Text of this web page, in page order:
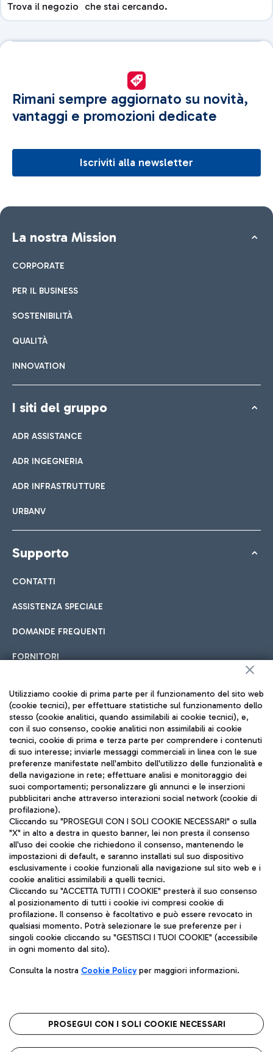
Trova il negozio che stai cercando.
Rimani sempre aggiornato su novità,
vantaggi e promozioni dedicate
Iscriviti alla newsletter
La nostra Mission
CORPORATE
PER IL BUSINESS
SOSTENIBILITÀ
QUALITÀ
INNOVATION
I siti del gruppo
ADR ASSISTANCE
ADR INGEGNERIA
ADR INFRASTRUTTURE
URBANV
Supporto
CONTATTI
ASSISTENZA SPECIALE
DOMANDE FREQUENTI
FORNITORI
Seguici sui social
TRAVEL JOURNAL
ITA
Aeroporti di Roma S.p.A. - Società soggetta a direzione e
coordinamento di Mundys S.p.A.
Codice fiscale e Registro delle Imprese di Roma 13032990155 P.
IVA 06572251004
Capitale sociale 62.224.743,00 int. vers.
Sede legale: Via Pier Paolo Racchetti 1 - 00054 Fiumicino (RM)
Privacy policy
Note legali
Roma FCO
L'aeroporto stellato
Utilizziamo cookie di prima parte per il funzionamento del sito web
(cookie tecnici), per effettuare statistiche sul funzionamento dello
stesso (cookie analitici, quando assimilabili ai cookie tecnici), e,
con il suo consenso, cookie analitici non assimilabili ai cookie
tecnici, cookie di prima e terza parte per comprendere i contenuti
di suo interesse; inviarle messaggi commerciali in linea con le sue
preferenze manifestate nell'ambito dell'utilizzo delle funzionalità e
della navigazione in rete; effettuare analisi e monitoraggio dei
suoi comportamenti; personalizzare gli annunci e le inserzioni
pubblicitari anche attraverso interazioni social network (cookie di
profilazione).
Cliccando su "PROSEGUI CON I SOLI COOKIE NECESSARI" o sulla
"X" in alto a destra in questo banner, lei non presta il consenso
all'uso dei cookie che richiedono il consenso, mantenendo le
impostazioni di default, e saranno installati sul suo dispositivo
esclusivamente i cookie funzionali alla navigazione sul sito web e i
cookie analitici assimilabili a quelli tecnici.
Cliccando su "ACCETTA TUTTI I COOKIE" presterà il suo consenso
al posizionamento di tutti i cookie ivi compresi cookie di
profilazione. Il consenso è facoltativo e può essere revocato in
qualsiasi momento. Potrà selezionare le sue preferenze per i
singoli cookie cliccando su "GESTISCI I TUOI COOKIE" (accessibile
in ogni momento dal sito).
Consulta la nostra Cookie Policyper maggiori informazioni.
PROSEGUI CON I SOLI COOKIE NECESSARI